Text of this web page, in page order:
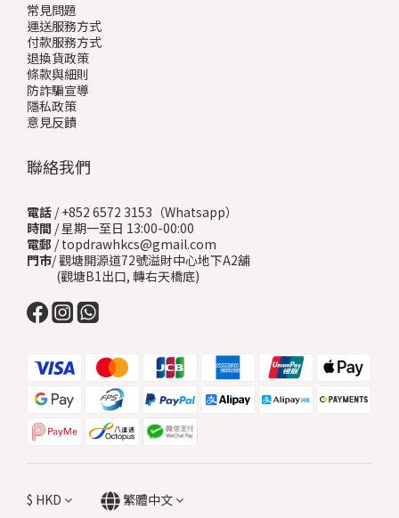
常見問題
運送服務方式
付款服務方式
退換貨政策
條款與細則
防詐騙宣導
隱私政策
意見反饋
聯絡我們
電話 / +852 6572 3153（Whatsapp）
時間 / 星期一至日 13:00-00:00
電郵 / topdrawhkcs@gmail.com
門市/ 觀塘開源道72號溢財中心地下A2舖
(觀塘B1出口, 轉右天橋底)
$ HKD 繁體中文